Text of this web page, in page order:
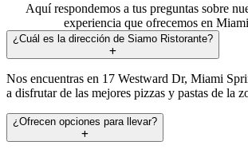
Aquí respondemos a tus preguntas sobre
experiencia que ofrecemos en
¿Cuál es la dirección de Siamo Ristorante?
Nos encuentras en 17 Westward Dr, Miami
a disfrutar de las mejores pizzas y pastas de la
¿Ofrecen opciones para llevar?